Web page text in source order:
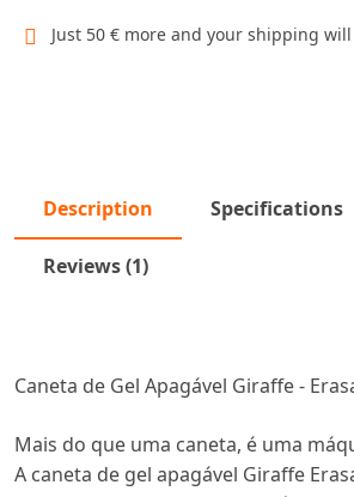
Just 50 € more and your shipping
Description Specifications
Reviews (1)
Caneta de Gel Apagável Giraffe -
Mais do que uma caneta, é uma
A caneta de gel apagável Giraffe